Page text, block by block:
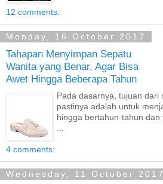
12 comments:
Monday, 16 October 2017
Tahapan Menyimpan Sepatu
Wanita yang Benar, Agar Bisa
Awet Hingga Beberapa Tahun
Pada dasarnya, tujuan dari
pastinya adalah untuk
hingga bertahun-tahun
...
4 comments:
Wednesday, 11 October 2017